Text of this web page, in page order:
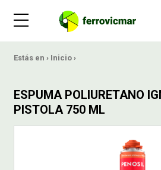
Estás en › Inicio ›
ESPUMA POLIURETANO
PISTOLA 750 ML